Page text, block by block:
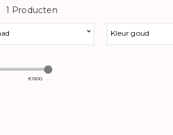
1 Producten
Kleur goud
€1500